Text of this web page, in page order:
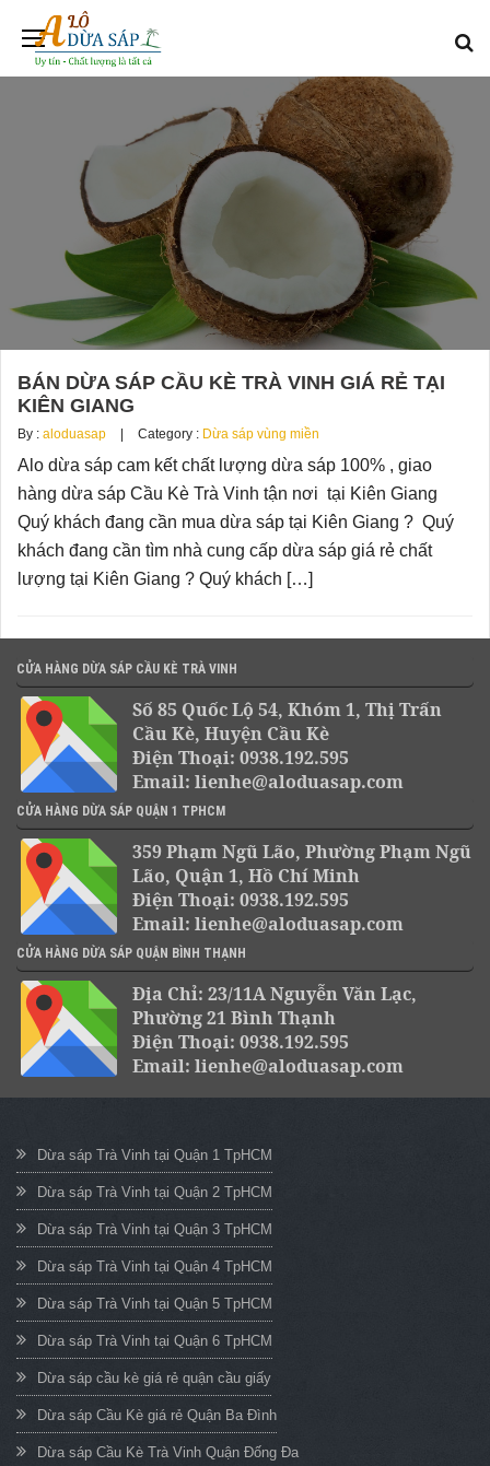
BÁN DỪA SÁP CẦU KÈ TRÀ VINH GIÁ RẺ TẠI
KIÊN GIANG
By : aloduasap Category : Dừa sáp vùng miền
Alo dừa sáp cam kết chất lượng dừa sáp 100% , giao
hàng dừa sáp Cầu Kè Trà Vinh tận nơi tại Kiên Giang
Quý khách đang cần mua dừa sáp tại Kiên Giang ? Quý
khách đang cần tìm nhà cung cấp dừa sáp giá rẻ chất
lượng tại Kiên Giang ? Quý khách […]
CỬA HÀNG DỪA SÁP CẦU KÈ TRÀ VINH
Số 85 Quốc Lộ 54, Khóm 1, Thị Trấn
Cầu Kè, Huyện Cầu Kè
Điện Thoại: 0938.192.595
Email: lienhe@aloduasap.com
CỬA HÀNG DỪA SÁP QUẬN 1 TPHCM
359 Phạm Ngũ Lão, Phường Phạm Ngũ
Lão, Quận 1, Hồ Chí Minh
Điện Thoại: 0938.192.595
Email: lienhe@aloduasap.com
CỬA HÀNG DỪA SÁP QUẬN BÌNH THẠNH
Địa Chỉ: 23/11A Nguyễn Văn Lạc,
Phường 21 Bình Thạnh
Điện Thoại: 0938.192.595
Email: lienhe@aloduasap.com
Dừa sáp Trà Vinh tại Quận 1 TpHCM
Dừa sáp Trà Vinh tại Quận 2 TpHCM
Dừa sáp Trà Vinh tại Quận 3 TpHCM
Dừa sáp Trà Vinh tại Quận 4 TpHCM
Dừa sáp Trà Vinh tại Quận 5 TpHCM
Dừa sáp Trà Vinh tại Quận 6 TpHCM
Dừa sáp cầu kè giá rẻ quận cầu giấy
Dừa sáp Cầu Kè giá rẻ Quận Ba Đình
Dừa sáp Cầu Kè Trà Vinh Quận Đống Đa